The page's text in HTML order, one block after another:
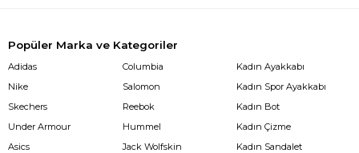
Popüler Marka ve Kategoriler
Adidas
Nike
Skechers
Under Armour
Asics
Columbia
Salomon
Reebok
Hummel
Jack Wolfskin
Kadın Ayakkabı
Kadın Spor Ayakkabı
Kadın Bot
Kadın Çizme
Kadın Sandalet